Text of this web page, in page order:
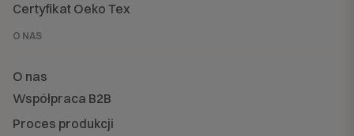
Certyfikat Oeko Tex
O NAS
O nas
Współpraca B2B
Proces produkcji